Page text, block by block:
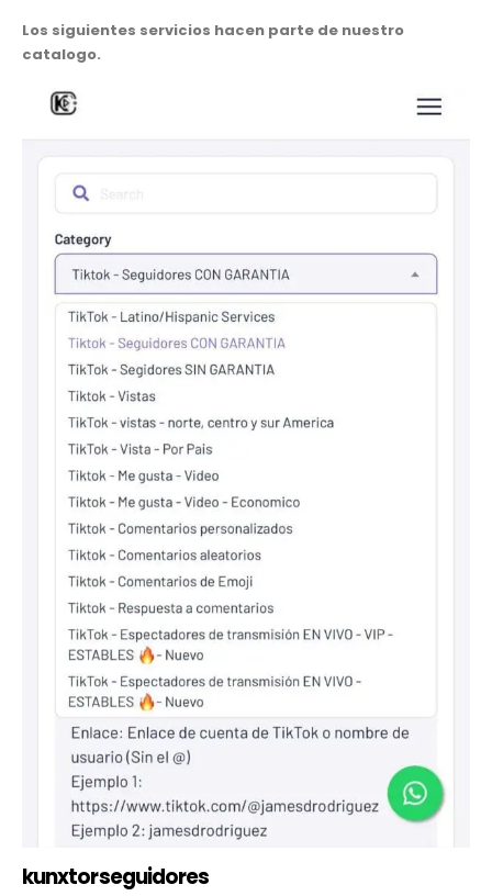
Los siguientes servicios hacen parte de nuestro
catalogo.
kunxtorseguidores